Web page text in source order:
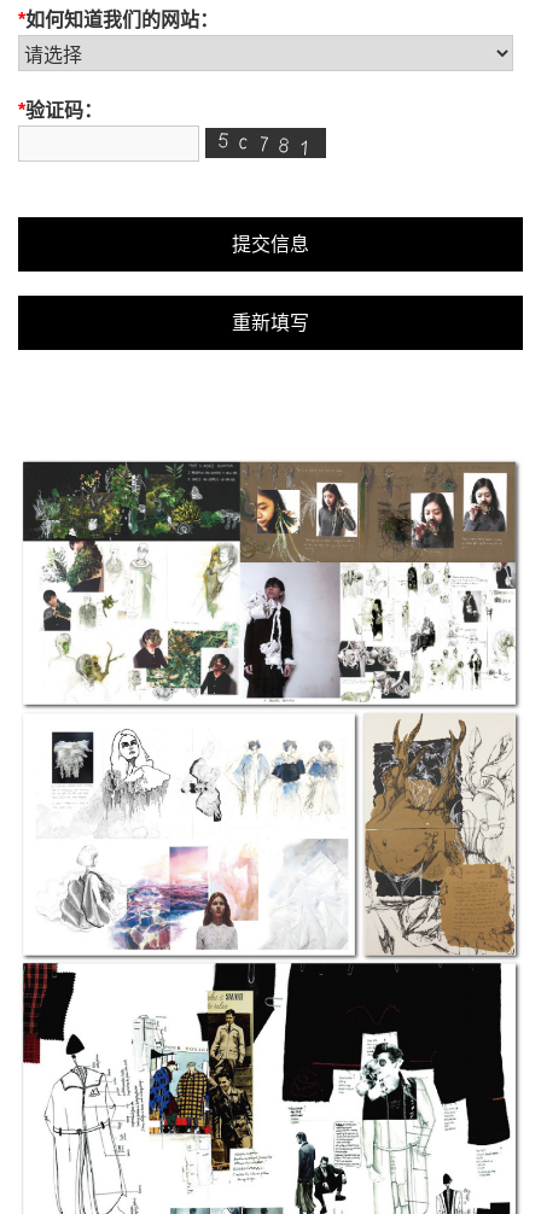
*如何知道我们的网站：
*验证码：